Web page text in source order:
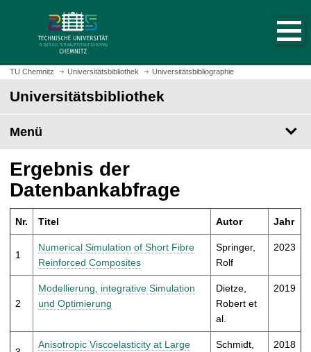
z
m
t
e
i
t
u
f
u
f
TU Chemnitz Universitätsbibliothek Universitätsbibliographie
Universitätsbibliothek
Menü
Ergebnis der
Datenbankabfrage
Nr. Titel Autor Jahr
1
Numerical Simulation of Short Fibre
Reinforced Composites
Springer,
Rolf
2023
2
Modellierung, integrative Simulation
und Optimierung
Dietze,
Robert et
al.
2019
Anisotropic Viscoelasticity at Large
Schmidt,
2018